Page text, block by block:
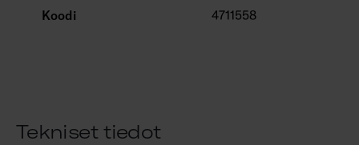
Värilämpötila 4000K, opaalikupu.
Koodi 4711558
Tekniset tiedot